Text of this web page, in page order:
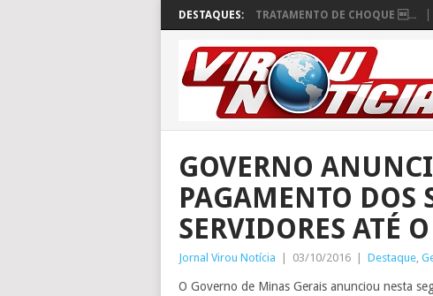
DESTAQUES: TRATAMENTO DE CHOQUE ...
GOVERNO
PAGAMENTO DOS
SERVIDORES ATÉ
Jornal Virou Notícia 03/10/2016 Destaque,
O Governo de Minas Gerais anunciou nesta